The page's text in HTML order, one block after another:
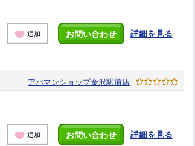
追加 お問い合わせ 詳細を見る
アパマンショップ金沢駅前店
追加 お問い合わせ 詳細を見る